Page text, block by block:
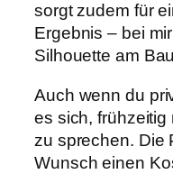
sorgt zudem für
Ergebnis – bei
Silhouette am
Auch wenn du
es sich, frühzeitig
zu sprechen. Die
Wunsch einen